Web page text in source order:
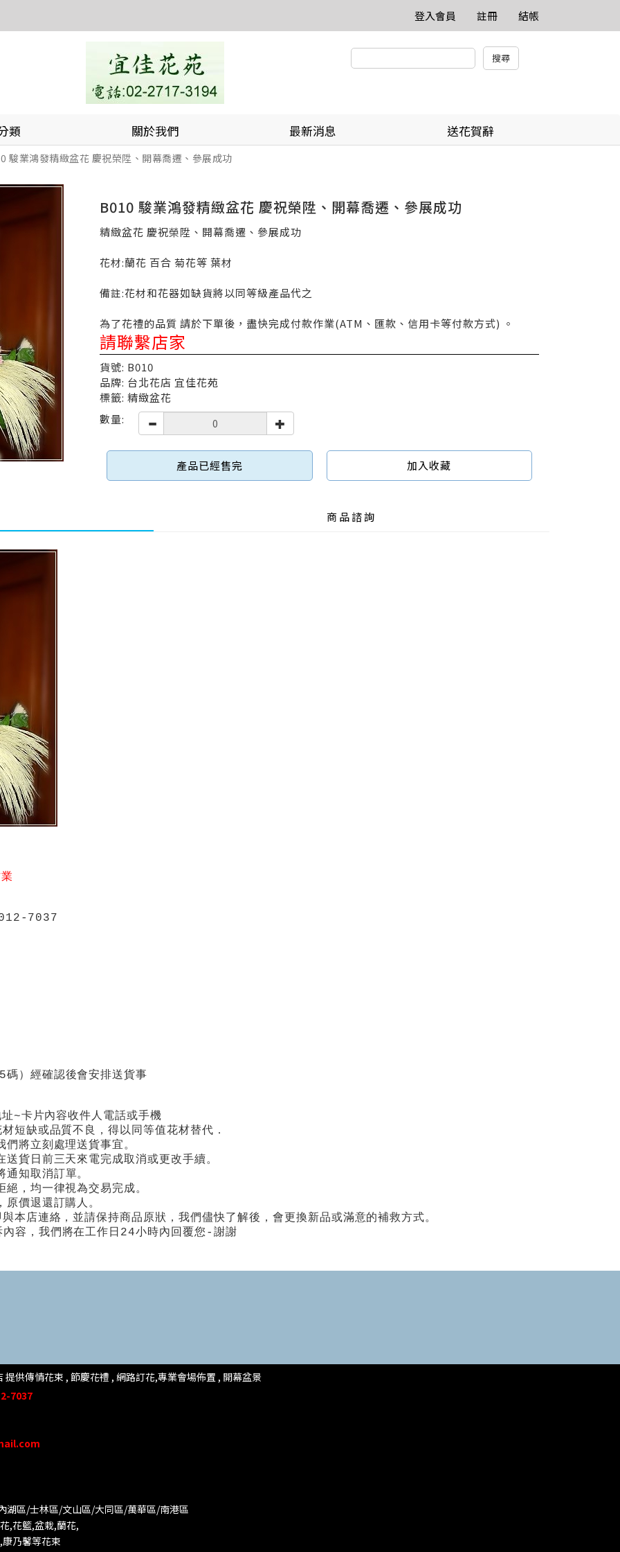
登入會員 註冊 結帳
類 關於我們 最新消息 送花賀辭
駿業鴻發精緻盆花 慶祝榮陞、開幕喬遷、參展成功
B010 駿業鴻發精緻盆花 慶祝榮陞、開幕喬遷、參展成功
精緻盆花 慶祝榮陞、開幕喬遷、參展成功
花材:蘭花 百合 菊花等 葉材
備註:花材和花器如缺貨將以同等級產品代之
為了花禮的品質 請於下單後，盡快完成付款作業(ATM、匯款、信用卡等付款方式) 。
請聯繫店家
貨號: B010
品牌: 台北花店 宜佳花苑
標籤: 精緻盆花
數量:
產品已經售完 加入收藏
商品諮詢
012-7037
） 經確認後會安排送貨事
~卡片內容收件人電話或手機
缺或品質不良，得以同等值花材替代．
將立刻處理送貨事宜。
貨日前三天來電完成取消或更改手續。
知取消訂單。
，均一律視為交易完成。
價退還訂購人。
本店連絡，並請保持商品原狀，我們儘快了解後，會更換新品或滿意的補救方式。
容，我們將在工作日24小時內回覆您-謝謝
提供傳情花束 , 節慶花禮 , 網路訂花,專業會場佈置 , 開幕盆景
7037
湖區/士林區/文山區/大同區/萬華區/南港區
,花籃,盆栽,蘭花,
乃馨等花束